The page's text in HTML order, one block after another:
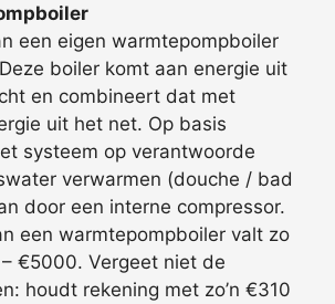
een eigen warmtepompboiler
boiler komt aan energie uit
en combineert dat met
uit het net. Op basis
systeem op verantwoorde
verwarmen (douche / bad
door een interne compressor.
een warmtepompboiler valt zo
€5000. Vergeet niet de
houdt rekening met zo’n €310